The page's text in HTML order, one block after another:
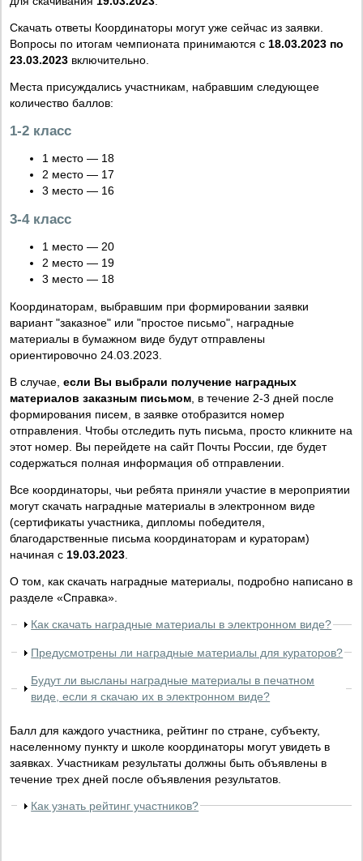
Скачать ответы Координаторы могут уже сейчас из заявки.
Вопросы по итогам чемпионата принимаются с 18.03.2023 по
23.03.2023 включительно.
Места присуждались участникам, набравшим следующее
количество баллов:
1-2 класс
1 место — 18
2 место — 17
3 место — 16
3-4 класс
1 место — 20
2 место — 19
3 место — 18
Координаторам, выбравшим при формировании заявки
вариант "заказное" или "простое письмо", наградные
материалы в бумажном виде будут отправлены
ориентировочно 24.03.2023.
В случае, если Вы выбрали получение наградных
материалов заказным письмом, в течение 2-3 дней после
формирования писем, в заявке отобразится номер
отправления. Чтобы отследить путь письма, просто кликните на
этот номер. Вы перейдете на сайт Почты России, где будет
содержаться полная информация об отправлении.
Все координаторы, чьи ребята приняли участие в мероприятии
могут скачать наградные материалы в электронном виде
(сертификаты участника, дипломы победителя,
благодарственные письма координаторам и кураторам)
начиная с 19.03.2023.
О том, как скачать наградные материалы, подробно написано в
разделе «Справка».
Как скачать наградные материалы в электронном виде?
Предусмотрены ли наградные материалы для кураторов?
Будут ли высланы наградные материалы в печатном
виде, если я скачаю их в электронном виде?
Балл для каждого участника, рейтинг по стране, субъекту,
населенному пункту и школе координаторы могут увидеть в
заявках. Участникам результаты должны быть объявлены в
течение трех дней после объявления результатов.
Как узнать рейтинг участников?